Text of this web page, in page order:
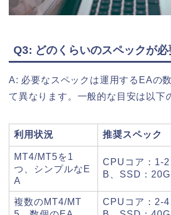
Q3: どのくらいのスペックが必
A: 必要なスペックは運用するEAの
て異なります。一般的な目安は以下
利用状況 推奨スペック
MT4/MT5を1
つ、シンプルなE
A
CPUコア：1-
B、SSD：
複数のMT4/MT
CPUコア：2-